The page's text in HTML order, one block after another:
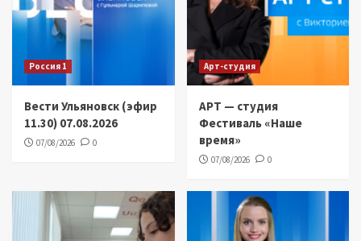
Россия 1
Вести Ульяновск (эфир
11.30) 07.08.2026
07/08/2026 0
Арт-студия
АРТ — студия
Фестиваль «Наше
время»
07/08/2026 0